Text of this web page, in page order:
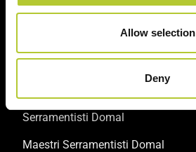
Allow selection
Deny
Serramentisti Domal
Maestri Serramentisti Domal